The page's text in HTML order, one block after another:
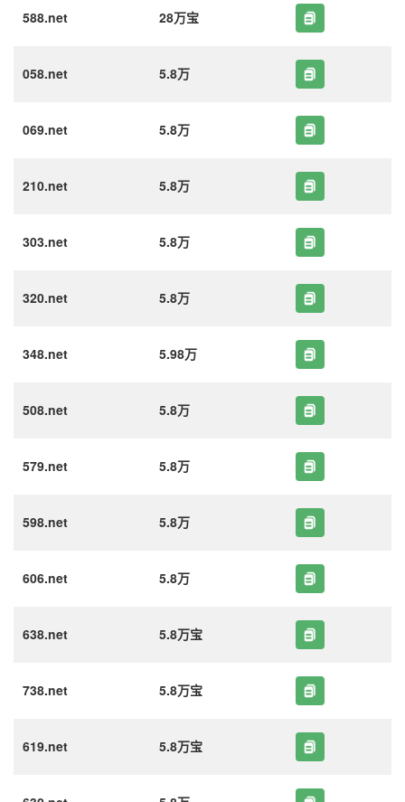
588.net 28万宝
058.net 5.8万
069.net 5.8万
210.net 5.8万
303.net 5.8万
320.net 5.8万
348.net 5.98万
508.net 5.8万
579.net 5.8万
598.net 5.8万
606.net 5.8万
638.net 5.8万宝
738.net 5.8万宝
619.net 5.8万宝